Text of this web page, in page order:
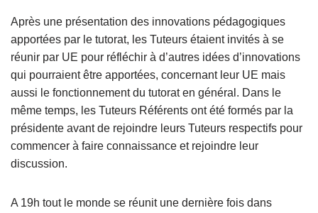
Après une présentation des innovations pédagogiques
apportées par le tutorat, les Tuteurs étaient invités à se
réunir par UE pour réfléchir à d’autres idées d’innovations
qui pourraient être apportées, concernant leur UE mais
aussi le fonctionnement du tutorat en général. Dans le
même temps, les Tuteurs Référents ont été formés par la
présidente avant de rejoindre leurs Tuteurs respectifs pour
commencer à faire connaissance et rejoindre leur
discussion.
A 19h tout le monde se réunit une dernière fois dans